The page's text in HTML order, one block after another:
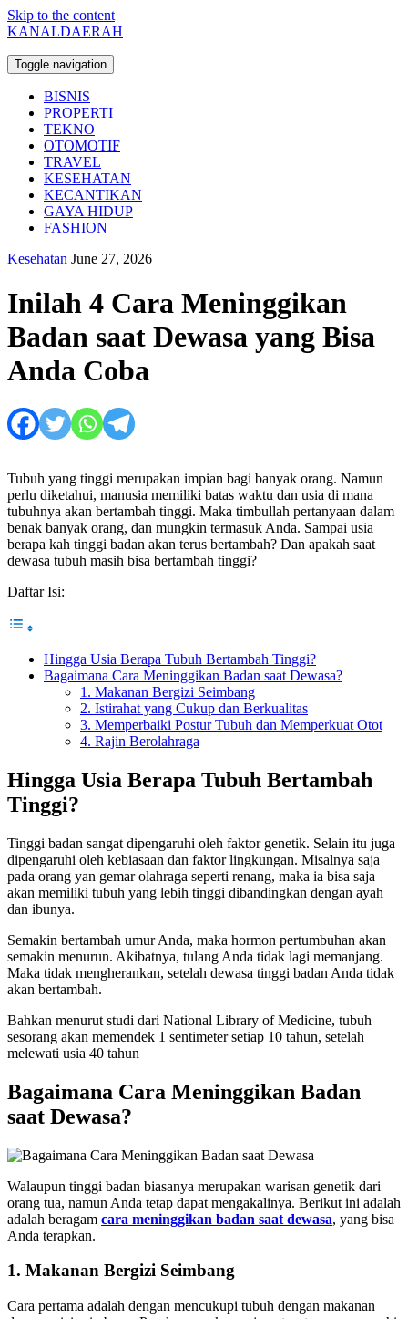
Skip to the content
KANALDAERAH
Toggle navigation
BISNIS
PROPERTI
TEKNO
OTOMOTIF
TRAVEL
KESEHATAN
KECANTIKAN
GAYA HIDUP
FASHION
Kesehatan June 27, 2026
Inilah 4 Cara Meninggikan
Badan saat Dewasa yang Bisa
Anda Coba
Tubuh yang tinggi merupakan impian bagi banyak orang. Namun
perlu diketahui, manusia memiliki batas waktu dan usia di mana
tubuhnya akan bertambah tinggi. Maka timbullah pertanyaan dalam
benak banyak orang, dan mungkin termasuk Anda. Sampai usia
berapa kah tinggi badan akan terus bertambah? Dan apakah saat
dewasa tubuh masih bisa bertambah tinggi?
Daftar Isi:
Hingga Usia Berapa Tubuh Bertambah Tinggi?
Bagaimana Cara Meninggikan Badan saat Dewasa?
1. Makanan Bergizi Seimbang
2. Istirahat yang Cukup dan Berkualitas
3. Memperbaiki Postur Tubuh dan Memperkuat Otot
4. Rajin Berolahraga
Hingga Usia Berapa Tubuh Bertambah
Tinggi?
Tinggi badan sangat dipengaruhi oleh faktor genetik. Selain itu juga
dipengaruhi oleh kebiasaan dan faktor lingkungan. Misalnya saja
pada orang yan gemar olahraga seperti renang, maka ia bisa saja
akan memiliki tubuh yang lebih tinggi dibandingkan dengan ayah
dan ibunya.
Semakin bertambah umur Anda, maka hormon pertumbuhan akan
semakin menurun. Akibatnya, tulang Anda tidak lagi memanjang.
Maka tidak mengherankan, setelah dewasa tinggi badan Anda tidak
akan bertambah.
Bahkan menurut studi dari National Library of Medicine, tubuh
sesorang akan memendek 1 sentimeter setiap 10 tahun, setelah
melewati usia 40 tahun
Bagaimana Cara Meninggikan Badan
saat Dewasa?
Walaupun tinggi badan biasanya merupakan warisan genetik dari
orang tua, namun Anda tetap dapat mengakalinya. Berikut ini adalah
adalah beragam cara meninggikan badan saat dewasa, yang bisa
Anda terapkan.
1. Makanan Bergizi Seimbang
Cara pertama adalah dengan mencukupi tubuh dengan makanan